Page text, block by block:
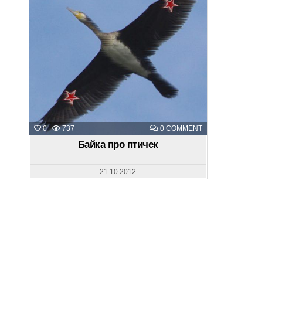
0 737 0 COMMENTON
БАЙКА
Байка про птичек
21.10.2012